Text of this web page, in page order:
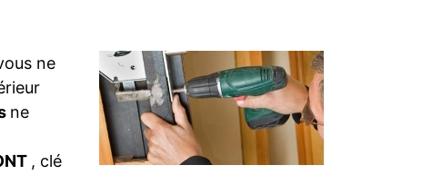
ne
ne
, clé